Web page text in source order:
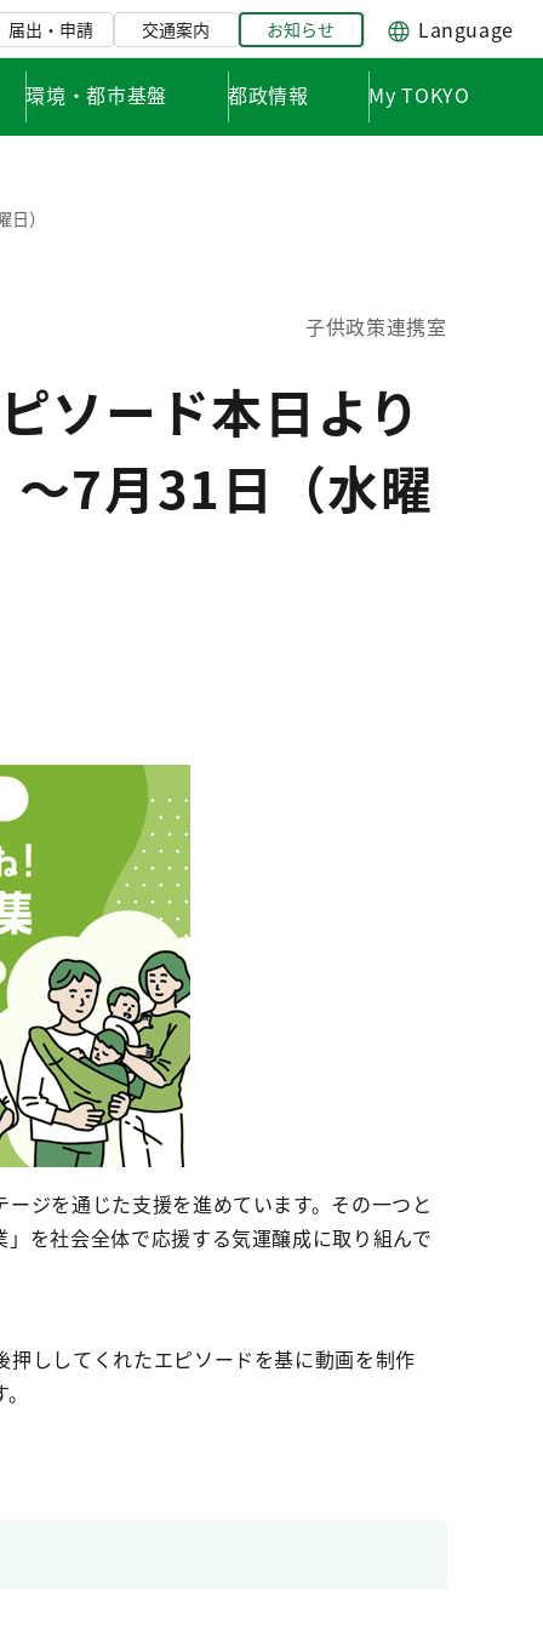
届出・申請 交通案内 お知らせ Language
環境・都市基盤 都政情報 My TOKYO
）
子供政策連携室
ソード本日より
7月31日（水曜
ジを通じた支援を進めています。その一つと
を社会全体で応援する気運醸成に取り組んで
ししてくれたエピソードを基に動画を制作